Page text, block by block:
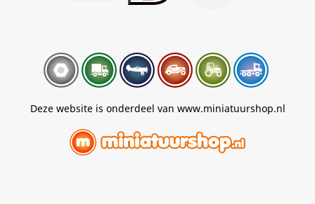
Deze website is onderdeel van www.miniatuurshop.nl